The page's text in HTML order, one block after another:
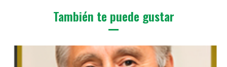
También te puede gustar